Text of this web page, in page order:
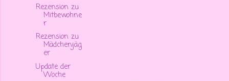
Rezension zu
Mitbewohne
r
Rezension zu
Mädchenjäg
er
Update der
Woche